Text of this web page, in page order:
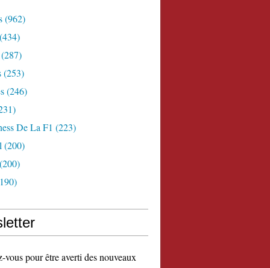
(962)
(253)
(246)
De La F1 (223)
(200)
vous pour être averti des nouveaux